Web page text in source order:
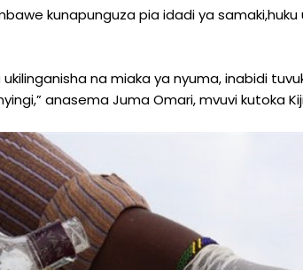
kunapunguza pia idadi ya samaki,huku
na miaka ya nyuma, inabidi
anasema Juma Omari, mvuvi kutoka